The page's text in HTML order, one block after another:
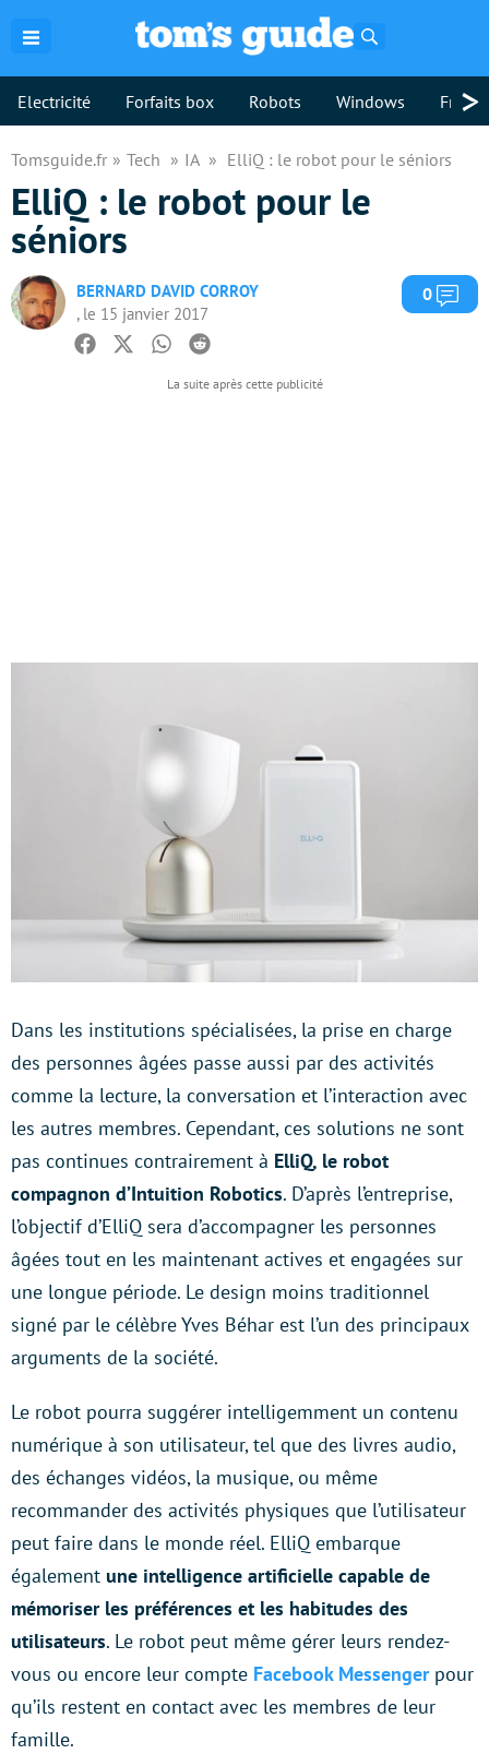
Electricité Forfaits box Robots Windows >
Tomsguide.fr Tech IA ElliQ : le robot pour le séniors
ElliQ : le robot pour le
séniors
BERNARD DAVID CORROY
, le 15 janvier 2017
0
Facebook
TwitterWhatsapp
Reddit
Dans les institutions spécialisées, la prise en charge
des personnes âgées passe aussi par des activités
comme la lecture, la conversation et l’interaction avec
les autres membres. Cependant, ces solutions ne sont
pas continues contrairement à ElliQ, le robot
compagnon d’Intuition Robotics. D’après l’entreprise,
l’objectif d’ElliQ sera d’accompagner les personnes
âgées tout en les maintenant actives et engagées sur
une longue période. Le design moins traditionnel
signé par le célèbre Yves Béhar est l’un des principaux
arguments de la société.
Le robot pourra suggérer intelligemment un contenu
numérique à son utilisateur, tel que des livres audio,
des échanges vidéos, la musique, ou même
recommander des activités physiques que l’utilisateur
peut faire dans le monde réel. ElliQ embarque
également une intelligence artificielle capable de
mémoriser les préférences et les habitudes des
utilisateurs. Le robot peut même gérer leurs rendez-
vous ou encore leur compte Facebook Messengerpour
qu’ils restent en contact avec les membres de leur
famille.